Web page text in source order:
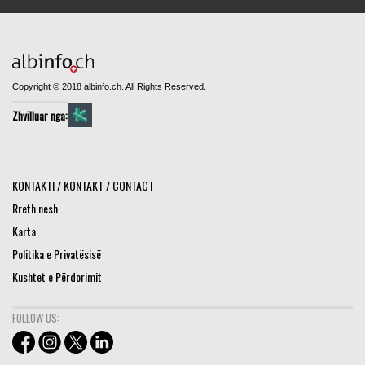
Copyright © 2018 albinfo.ch. All Rights Reserved.
Zhvilluar nga:
KONTAKTI / KONTAKT / CONTACT
Rreth nesh
Karta
Politika e Privatësisë
Kushtet e Përdorimit
FOLLOW US: